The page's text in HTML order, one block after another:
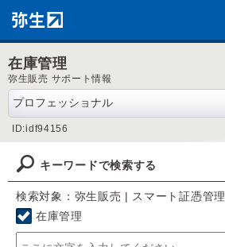
在庫管理
弥生販売 サポート情報
ID:idf94156
キーワードで検索する
検索対象：弥生販売 | スマート証憑管理
在庫管理